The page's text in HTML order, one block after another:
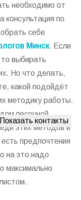
необходимо от
консультация по
себе
Минск. Если
выбирать
Но что делать,
какой подойдёт
методику работы.
песочной
этих методов и
предпочтения
на это надо
максимально
Показать контакты